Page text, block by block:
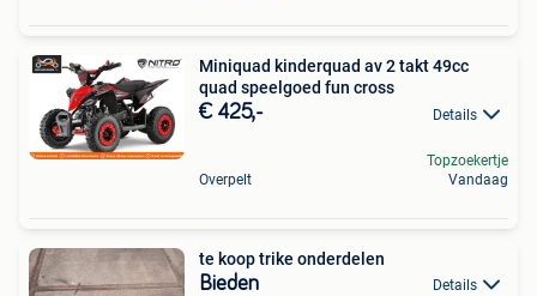
Miniquad kinderquad av 2 takt 49cc
quad speelgoed fun cross
€ 425,- Details
Overpelt
Topzoekertje
Vandaag
te koop trike onderdelen
Bieden Details